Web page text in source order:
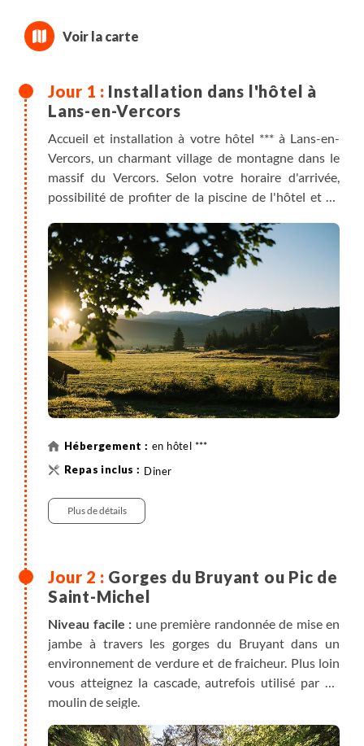
Installation dans l'hôtel à
Lans-en-Vercors
Accueil et installation à votre hôtel *** à Lans-en-
Vercors, un charmant village de montagne dans le
massif du Vercors. Selon votre horaire d'arrivée,
possibilité de profiter de la piscine de l'hôtel et de
en hôtel ***
Diner
Plus de détails
Gorges du Bruyant ou Pic de
Saint-Michel
Niveau facile : une première randonnée de mise en
jambe à travers les gorges du Bruyant dans un
environnement de verdure et de fraicheur. Plus loin
vous atteignez la cascade, autrefois utilisé par un
moulin de seigle.
3h de marche, dénivelés : +245m, -245m